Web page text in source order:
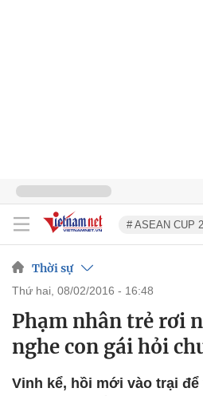
# ASEAN CUP
Thời sự
thứ hai, 08/02/2016 - 16:48
Phạm nhân trẻ rơi
nghe con gái hỏi
Vinh kể, hồi mới vào trại